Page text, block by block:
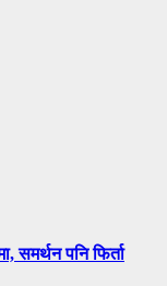
समर्थन पनि फिर्ता